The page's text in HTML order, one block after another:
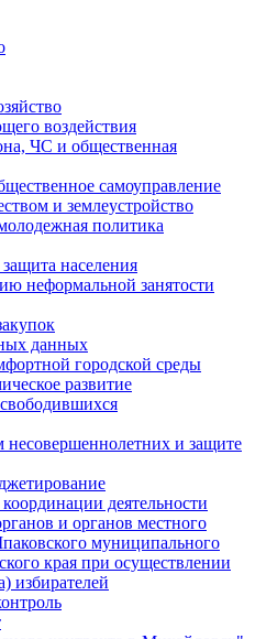
воздействия
ЧС и общественная
самоуправление
и землеустройство
политика
населения
неформальной занятости
данных
городской среды
развитие
несовершеннолетних и защите
деятельности
и органов местного
муниципального
края при осуществлении
избирателей